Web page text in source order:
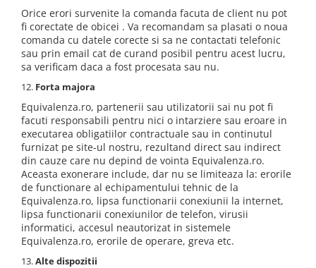
Orice erori survenite la comanda facuta de client nu pot
fi corectate de obicei . Va recomandam sa plasati o noua
comanda cu datele corecte si sa ne contactati telefonic
sau prin email cat de curand posibil pentru acest lucru,
sa verificam daca a fost procesata sau nu.
Forta majora
Equivalenza.ro, partenerii sau utilizatorii sai nu pot fi
facuti responsabili pentru nici o intarziere sau eroare in
executarea obligatiilor contractuale sau in continutul
furnizat pe site-ul nostru, rezultand direct sau indirect
din cauze care nu depind de vointa Equivalenza.ro.
Aceasta exonerare include, dar nu se limiteaza la: erorile
de functionare al echipamentului tehnic de la
Equivalenza.ro, lipsa functionarii conexiunii la internet,
lipsa functionarii conexiunilor de telefon, virusii
informatici, accesul neautorizat in sistemele
Equivalenza.ro, erorile de operare, greva etc.
Alte dispozitii